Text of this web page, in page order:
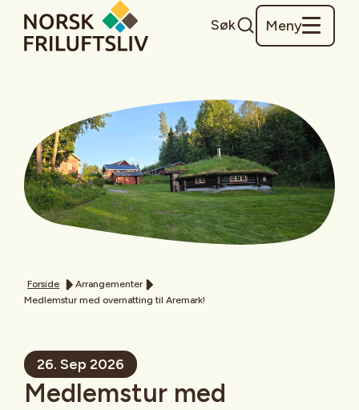
Søk Meny
Forside
Arrangementer
Medlemstur med overnatting til Aremark!
26. Sep 2026
Medlemstur med